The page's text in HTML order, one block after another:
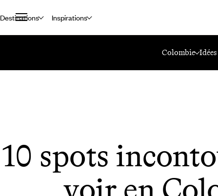
Destinations Inspirations
Colombie
10 spots